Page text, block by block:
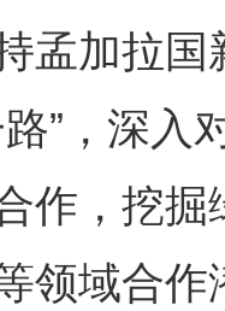
孟加拉
”，深入
作，挖
领域合